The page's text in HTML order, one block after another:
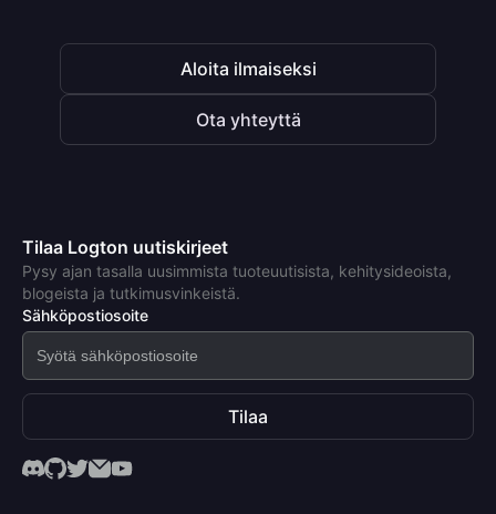
Aloita ilmaiseksi
Ota yhteyttä
Tilaa Logton uutiskirjeet
Pysy ajan tasalla uusimmista tuoteuutisista, kehitysideoista,
blogeista ja tutkimusvinkeistä.
Sähköpostiosoite
Tilaa